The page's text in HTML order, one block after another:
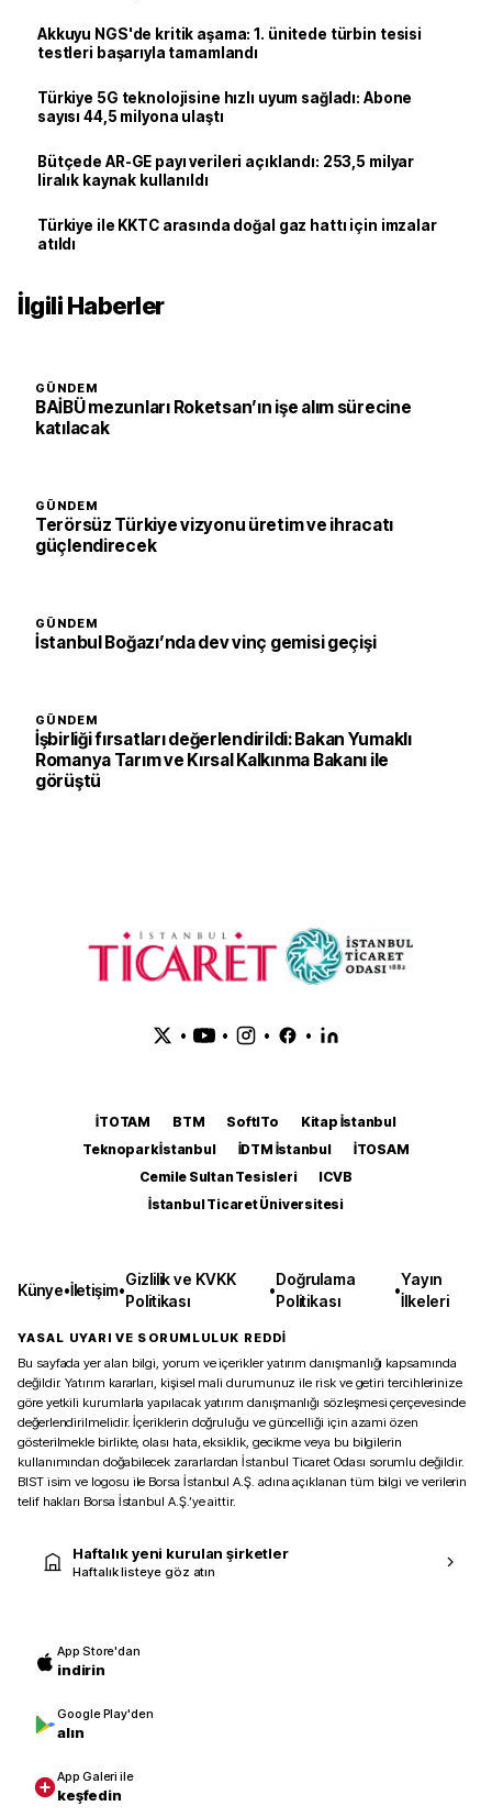
Akkuyu NGS'de kritik aşama: 1. ünitede türbin tesisi
testleri başarıyla tamamlandı
Türkiye 5G teknolojisine hızlı uyum sağladı: Abone
sayısı 44,5 milyona ulaştı
Bütçede AR-GE payı verileri açıklandı: 253,5 milyar
liralık kaynak kullanıldı
Türkiye ile KKTC arasında doğal gaz hattı için imzalar
atıldı
İlgili Haberler
GÜNDEM
BAİBÜ mezunları Roketsan’ın işe alım sürecine
katılacak
GÜNDEM
Terörsüz Türkiye vizyonu üretim ve ihracatı
güçlendirecek
GÜNDEM
İstanbul Boğazı’nda dev vinç gemisi geçişi
GÜNDEM
İşbirliği fırsatları değerlendirildi: Bakan Yumaklı
Romanya Tarım ve Kırsal Kalkınma Bakanı ile
görüştü
• • • •
İTOTAM BTM SoftITo
Kitap İstanbul
Teknopark İstanbul
İDTM İstanbul
İTOSAM
Cemile Sultan Tesisleri
ICVB
İstanbul Ticaret Üniversitesi
Künye•İletişim•
Gizlilik ve KVKK
Politikası
•
Doğrulama
Politikası
•
Yayın
İlkeleri
YASAL UYARI VE SORUMLULUK REDDİ
Bu sayfada yer alan bilgi, yorum ve içerikler yatırım danışmanlığı kapsamında
değildir. Yatırım kararları, kişisel mali durumunuz ile risk ve getiri tercihlerinize
göre yetkili kurumlarla yapılacak yatırım danışmanlığı sözleşmesi çerçevesinde
değerlendirilmelidir. İçeriklerin doğruluğu ve güncelliği için azami özen
gösterilmekle birlikte, olası hata, eksiklik, gecikme veya bu bilgilerin
kullanımından doğabilecek zararlardan İstanbul Ticaret Odası sorumlu değildir.
BIST isim ve logosu ile Borsa İstanbul A.Ş. adına açıklanan tüm bilgi ve verilerin
telif hakları Borsa İstanbul A.Ş.’ye aittir.
Haftalık yeni kurulan şirketler
Haftalık listeye göz atın
App Store'dan
indirin
Google Play'den
alın
App Galeri ile
keşfedin